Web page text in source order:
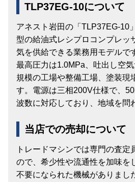
TLP37EG-10について
アネスト岩田の「TLP37EG-10
型の給油式レシプロコンプレッ
気を供給できる業務用モデルで
最高圧力は1.0MPa、吐出し空
規模の工場や整備工場、塗装現
す。電源は三相200V仕様で、
波数に対応しており、地域を問
当店での売却について
トレードマシンでは専門の査定
ので、希少性や流通性を加味を
不要になられた機械がありまし